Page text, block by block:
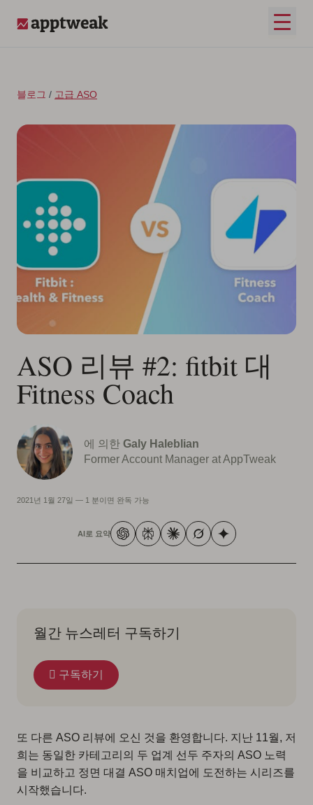
메인
블로그 / 고급 ASO
ASO 리뷰 #2: fitbit 대
Fitness Coach
에 의한 Galy Haleblian
Former Account Manager at AppTweak
2021년 1월 27일 — 1 분이면 완독 가능
AI로 요약
월간 뉴스레터 구독하기
구독하기
또 다른 ASO 리뷰에 오신 것을 환영합니다. 지난 11월, 저
희는 동일한 카테고리의 두 업계 선두 주자의 ASO 노력
을 비교하고 정면 대결 ASO 매치업에 도전하는 시리즈를
시작했습니다.